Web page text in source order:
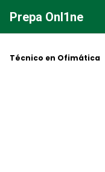
contenido
Prepa Onl1ne
Técnico en Ofimática